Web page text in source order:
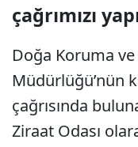
çağrımızı
Doğa Koruma
Müdürlüğü’nün
çağrısında
Ziraat Odası